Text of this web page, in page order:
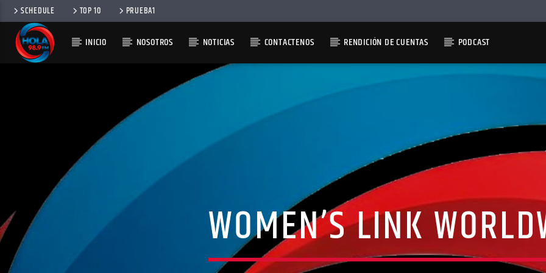
SCHEDULE TOP 10 PRUEBA1
INICIO NOSOTROS NOTICIAS CONTACTENOS RENDICIÓN DE CUENTAS PODCAST
WOMEN’S LINK